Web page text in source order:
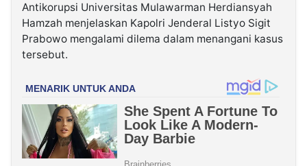
Antikorupsi Universitas Mulawarman Herdiansyah
Hamzah menjelaskan Kapolri Jenderal Listyo Sigit
Prabowo mengalami dilema dalam menangani kasus
tersebut.